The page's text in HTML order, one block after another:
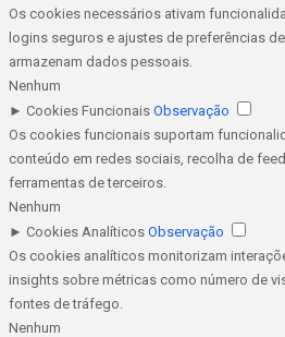
Os cookies necessários ativam
logins seguros e ajustes de preferências
armazenam dados pessoais.
Nenhum
► Cookies Funcionais Observação
Os cookies funcionais suportam
conteúdo em redes sociais, recolha de
ferramentas de terceiros.
Nenhum
► Cookies Analíticos Observação
Os cookies analíticos monitorizam
insights sobre métricas como número de
fontes de tráfego.
Nenhum